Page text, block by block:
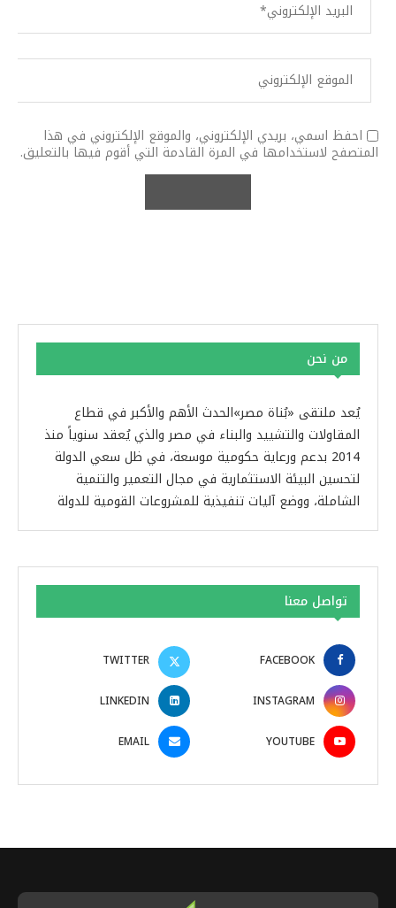
احفظ اسمي، بريدي الإلكتروني، والموقع الإلكتروني في هذا
المتصفح لاستخدامها في المرة القادمة التي أقوم فيها بالتعليق.
من نحن
يُعد ملتقى «بُناة مصر»الحدث الأهم والأكبر في قطاع
المقاولات والتشييد والبناء في مصر والذي يُعقد سنوياً منذ
2014 بدعم ورعاية حكومية موسعة، في ظل سعي الدولة
لتحسين البيئة الاستثمارية في مجال التعمير والتنمية
الشاملة، ووضع آليات تنفيذية للمشروعات القومية للدولة
تواصل معنا
FACEBOOK
TWITTER
INSTAGRAM
LINKEDIN
YOUTUBE
EMAIL